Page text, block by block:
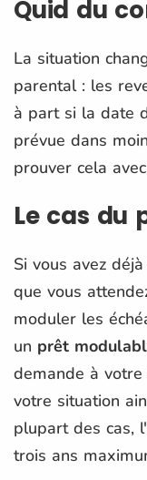
Quid du
La situation
parental : les
à part si la date
prévue dans
prouver cela
Le cas du
Si vous avez déjà
que vous
moduler les
un prêt
demande à
votre situation
plupart des cas, l'
trois ans